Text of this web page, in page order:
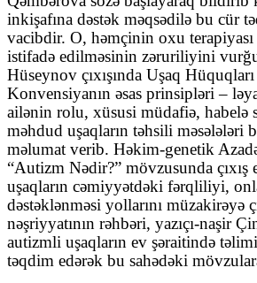
inkişafına dəstək məqsədilə bu cür
vacibdir. O, həmçinin oxu terapiyası
istifadə edilməsinin zəruriliyini
Hüseynov çıxışında Uşaq
Konvensiyanın əsas prinsipləri –
ailənin rolu, xüsusi müdafiə, habelə
məhdud uşaqların təhsili məsələləri
məlumat verib. Həkim-genetik
“Autizm Nədir?” mövzusunda çıxış
uşaqların cəmiyyətdəki fərqliliyi,
dəstəklənməsi yollarını müzakirəyə
nəşriyyatının rəhbəri, yazıçı-naşir
autizmli uşaqların ev şəraitində
təqdim edərək bu sahədəki